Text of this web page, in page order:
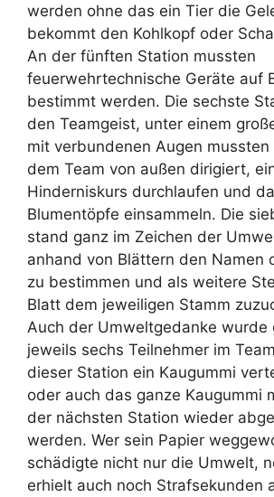
werden ohne das ein Tier die
bekommt den Kohlkopf oder
An der fünften Station mussten
feuerwehrtechnische Geräte auf
bestimmt werden. Die sechste
den Teamgeist, unter einem
mit verbundenen Augen mussten
dem Team von außen dirigiert,
Hinderniskurs durchlaufen und
Blumentöpfe einsammeln. Die
stand ganz im Zeichen der
anhand von Blättern den Namen
zu bestimmen und als weitere
Blatt dem jeweiligen Stamm
Auch der Umweltgedanke wurde
jeweils sechs Teilnehmer im
dieser Station ein Kaugummi
oder auch das ganze Kaugummi
der nächsten Station wieder
werden. Wer sein Papier
schädigte nicht nur die Umwelt,
erhielt auch noch Strafsekunden